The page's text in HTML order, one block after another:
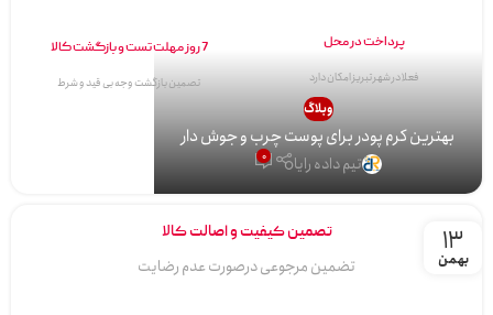
وبلاگ
بهترین کرم پودر برای پوست چرب و جوش دار
تیم داده رایا 0
13
بهمن
پرداخت در محل
فعلا در شهر تبریز امکان دارد
7 روز مهلت تست و بازگشت کالا
تصمین بازگشت وجه بی قید و شرط
تصمین کیفیت و اصالت کالا
تضمین مرجوعی درصورت عدم رضایت